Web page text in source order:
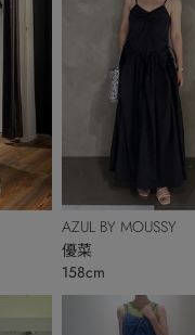
AZUL BY MOUSSY
優菜
158cm